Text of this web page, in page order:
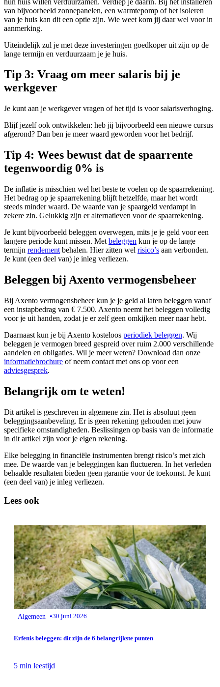
van bijvoorbeeld zonnepanelen, een warmtepomp of het isoleren
van je huis kan dit een optie zijn. Wie weet kom jij daar wel voor in
aanmerking.
Uiteindelijk zul je met deze investeringen goedkoper uit zijn op de
lange termijn en verduurzaam je je huis.
Tip 3: Vraag om meer salaris bij je
werkgever
Je kunt aan je werkgever vragen of het tijd is voor salarisverhoging.
Blijf jezelf ook ontwikkelen: heb jij bijvoorbeeld een nieuwe cursus
afgerond? Dan ben je meer waard geworden voor het bedrijf.
Tip 4: Wees bewust dat de spaarrente
tegenwoordig 0% is
De inflatie is misschien wel het beste te voelen op de spaarrekening.
Het bedrag op je spaarrekening blijft hetzelfde, maar het wordt
steeds minder waard. De waarde van je spaargeld verdampt in
zekere zin. Gelukkig zijn er alternatieven voor de spaarrekening.
Je kunt bijvoorbeeld beleggen overwegen, mits je je geld voor een
langere periode kunt missen. Met beleggen kun je op de lange
termijn rendement behalen. Hier zitten wel risico’s aan verbonden.
Je kunt (een deel van) je inleg verliezen.
Beleggen bij Axento vermogensbeheer
Bij Axento vermogensbeheer kun je je geld al laten beleggen vanaf
een instapbedrag van € 7.500. Axento neemt het beleggen volledig
voor je uit handen, zodat je er zelf geen omkijken meer naar hebt.
Daarnaast kun je bij Axento kosteloos periodiek beleggen. Wij
beleggen je vermogen breed gespreid over ruim 2.000 verschillende
aandelen en obligaties. Wil je meer weten? Download dan onze
informatiebrochure of neem contact met ons op voor een
adviesgesprek.
Belangrijk om te weten!
Dit artikel is geschreven in algemene zin. Het is absoluut geen
beleggingsaanbeveling. Er is geen rekening gehouden met jouw
specifieke omstandigheden. Beslissingen op basis van de informatie
in dit artikel zijn voor je eigen rekening.
Elke belegging in financiële instrumenten brengt risico’s met zich
mee. De waarde van je beleggingen kan fluctueren. In het verleden
behaalde resultaten bieden geen garantie voor de toekomst. Je kunt
(een deel van) je inleg verliezen.
Lees ook
Algemeen •30 juni 2026
Erfenis beleggen: dit zijn de 6 belangrijkste punten
5 min leestijd